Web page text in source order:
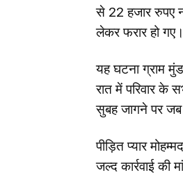
से 22 हजार रुपए
लेकर फरार हो गए।
यह घटना ग्राम
रात में परिवार के
सुबह जागने पर जब
पीड़ित प्यार
जल्द कार्रवाई की